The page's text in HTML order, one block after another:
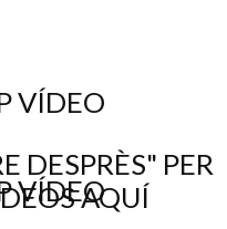
VÍDEO
DESPRÈS" PER
AQUÍ
VÍDEO